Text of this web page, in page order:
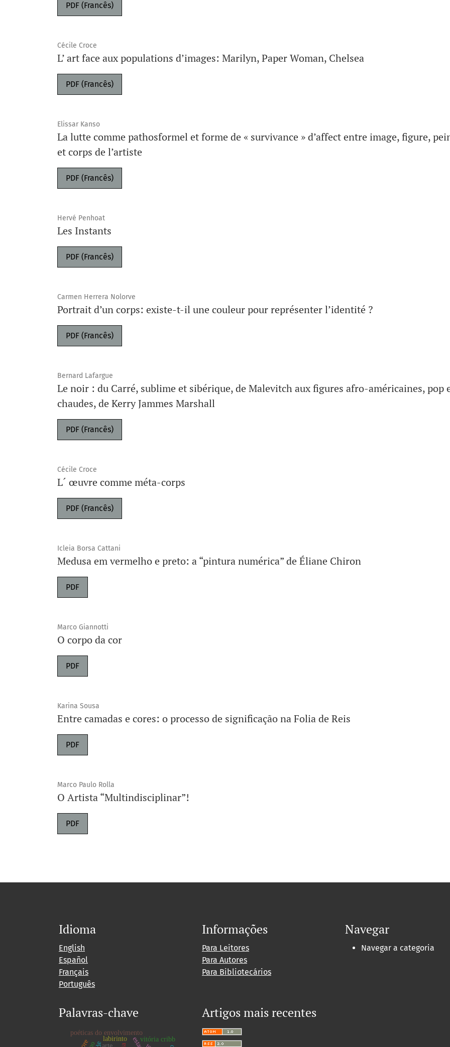
PDF (Francês)
Cécile Croce
L’ art face aux populations d’images: Marilyn, Paper Woman, Chelsea
PDF (Francês)
Elissar Kanso
La lutte comme pathosformel et forme de « survivance » d’affect entre image, figure,
et corps de l’artiste
PDF (Francês)
Hervé Penhoat
Les Instants
PDF (Francês)
Carmen Herrera Nolorve
Portrait d’un corps: existe-t-il une couleur pour représenter l’identité ?
PDF (Francês)
Bernard Lafargue
Le noir : du Carré, sublime et sibérique, de Malevitch aux figures afro-américaines, pop
chaudes, de Kerry Jammes Marshall
PDF (Francês)
Cécile Croce
L´ œuvre comme méta-corps
PDF (Francês)
Icleia Borsa Cattani
Medusa em vermelho e preto: a “pintura numérica” de Éliane Chiron
PDF
Marco Giannotti
O corpo da cor
PDF
Karina Sousa
Entre camadas e cores: o processo de significação na Folia de Reis
PDF
Marco Paulo Rolla
O Artista “Multindisciplinar”!
PDF
Idioma
English
Español
Français
Português
Informações
Para Leitores
Para Autores
Para Bibliotecários
Navegar
Navegar a categoria
Palavras-chave
poéticas do envolvimento
vitória cribb
labirinto
Artigos mais recentes